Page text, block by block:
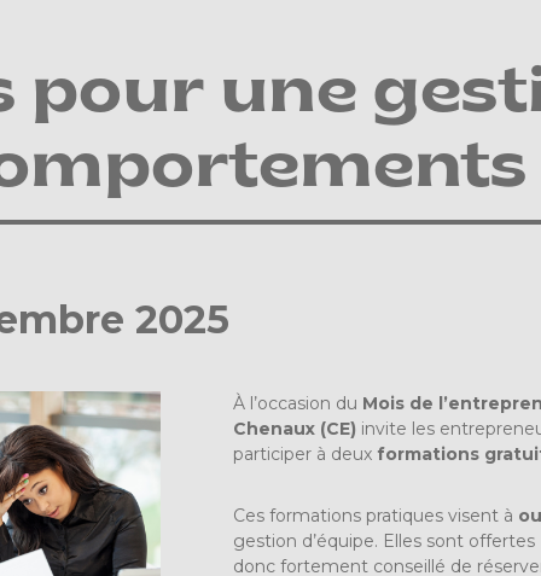
pour une
2025
À l’occasion du Mois de
Chenaux (CE) invite les
participer à deux formations
Ces formations pratiques visent à
gestion d’équipe. Elles sont offertes
donc fortement conseillé de